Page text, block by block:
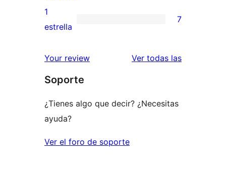
3
estrellas
valoraciones
de
estrellas
7
de
estrellas
1
estrella
7
Your review Ver todas las
Soporte
¿Tienes algo que decir? ¿Necesitas
ayuda?
Ver el foro de soporte